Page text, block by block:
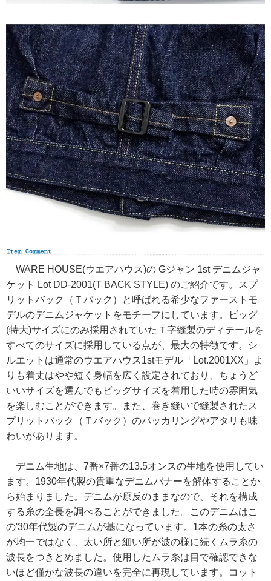
WARE HOUSE(ウエアハウス)の Gジャン 1st デニムジャ
ケット Lot DD-2001(T BACK STYLE) のご紹介です。スプ
リットバック（Ｔバック）と呼ばれる希少なファーストモ
デルのデニムジャケットをモチーフにしています。ビッグ
(特大)サイズにのみ採用されていたＴ字縫製のディテールを
すべてのサイズに採用している点が、最大の特徴です。シ
ルエットは通常のウエアハウス1stモデル「Lot.2001XX」よ
りも着丈はやや短く身幅を広く設定されており、ちょうど
いいサイズを選んでもビッグサイズを着用した時の雰囲気
を楽しむことができます。また、巻き縫いで縫製されたス
プリットバック（Ｔバック）のパッカリングやアタリも味
わいがあります。
デニム生地は、7番×7番の13.5オンスの生地を使用してい
ます。1930年代製の貴重なデニムバナーを解体することか
ら始まりました。デニムが原反のままなので、それを構成
する糸の全長を調べることができました。このデニムはこ
の'30年代製のデニムが基になっています。1本の糸の太さ
が均一ではなく、太い所と細い所が波の様に続くムラ糸の
波長をつきとめました。使用したムラ糸は目で確認できな
いほど僅かな波長の違いを完全に再現しています。コット